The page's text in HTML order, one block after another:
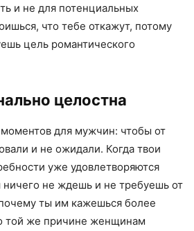
и не для потенциальных
что тебе откажут, потому
цель романтического
целостна
для мужчин: чтобы от
и не ожидали. Когда твои
уже удовлетворяются
не ждешь и не требуешь от
ты им кажешься более
той же причине женщинам